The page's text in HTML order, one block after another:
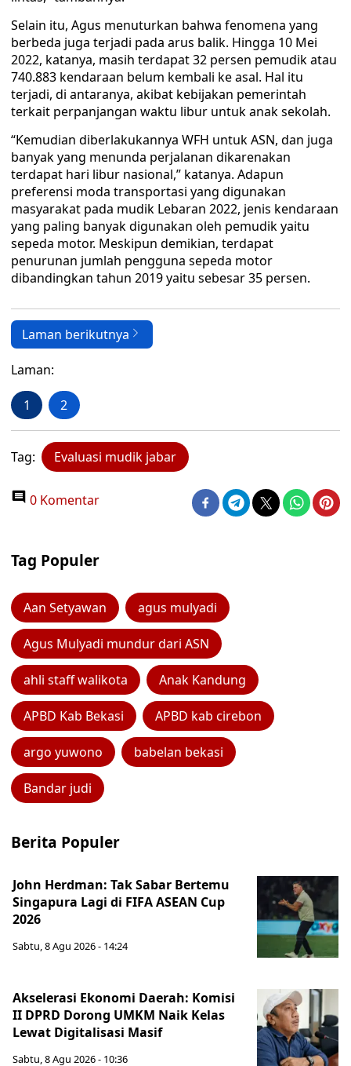
Selain itu, Agus menuturkan bahwa fenomena yang
berbeda juga terjadi pada arus balik. Hingga 10 Mei
2022, katanya, masih terdapat 32 persen pemudik atau
740.883 kendaraan belum kembali ke asal. Hal itu
terjadi, di antaranya, akibat kebijakan pemerintah
terkait perpanjangan waktu libur untuk anak sekolah.
“Kemudian diberlakukannya WFH untuk ASN, dan juga
banyak yang menunda perjalanan dikarenakan
terdapat hari libur nasional,” katanya. Adapun
preferensi moda transportasi yang digunakan
masyarakat pada mudik Lebaran 2022, jenis kendaraan
yang paling banyak digunakan oleh pemudik yaitu
sepeda motor. Meskipun demikian, terdapat
penurunan jumlah pengguna sepeda motor
dibandingkan tahun 2019 yaitu sebesar 35 persen.
Laman berikutnya
Laman:
1 2
Tag: Evaluasi mudik jabar
0 Komentar
Tag Populer
Aan Setyawan agus mulyadi
Agus Mulyadi mundur dari ASN
ahli staff walikota Anak Kandung
APBD Kab Bekasi APBD kab cirebon
argo yuwono babelan bekasi
Bandar judi
Berita Populer
John Herdman: Tak Sabar Bertemu
Singapura Lagi di FIFA ASEAN Cup
2026
Sabtu, 8 Agu 2026 - 14:24
Akselerasi Ekonomi Daerah: Komisi
II DPRD Dorong UMKM Naik Kelas
Lewat Digitalisasi Masif
Sabtu, 8 Agu 2026 - 10:36